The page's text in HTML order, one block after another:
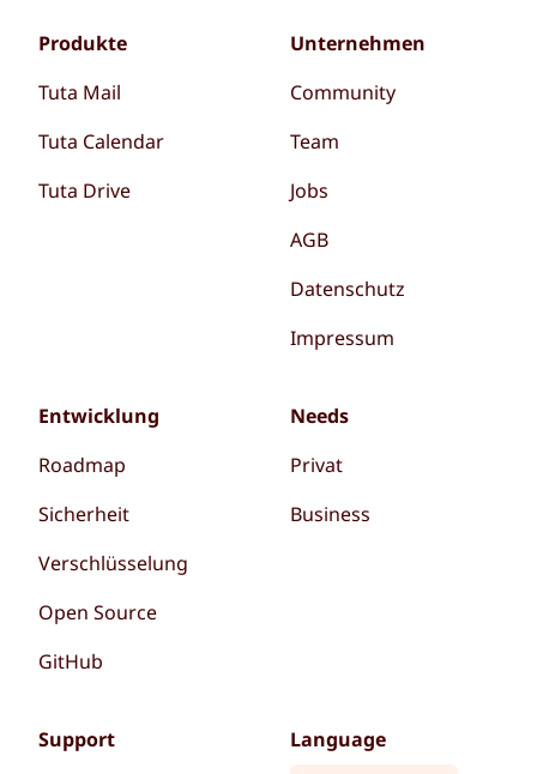
Produkte
Tuta Mail
Tuta Calendar
Tuta Drive
Unternehmen
Community
Team
Jobs
AGB
Datenschutz
Impressum
Entwicklung
Roadmap
Sicherheit
Verschlüsselung
Open Source
GitHub
Needs
Privat
Business
Support Language